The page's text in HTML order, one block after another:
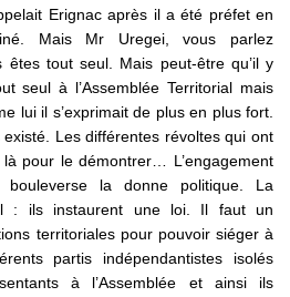
Erignac après il a été préfet en
Mais Mr Uregei, vous parlez
êtes tout seul. Mais peut-être qu’il y
seul à l’Assemblée Territorial mais
lui il s’exprimait de plus en plus fort.
Les différentes révoltes qui ont
pour le démontrer… L’engagement
bouleverse la donne politique. La
: ils instaurent une loi. Il faut un
territoriales pour pouvoir siéger à
partis indépendantistes isolés
à l’Assemblée et ainsi ils